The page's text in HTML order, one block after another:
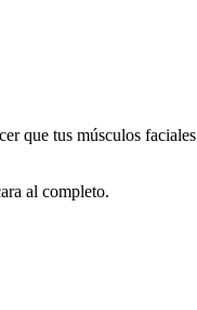
que tus músculos
al completo.